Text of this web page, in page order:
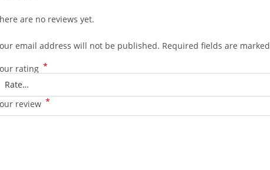
are no reviews yet.
email address will not be published. Required fields are marked
rating *
review *